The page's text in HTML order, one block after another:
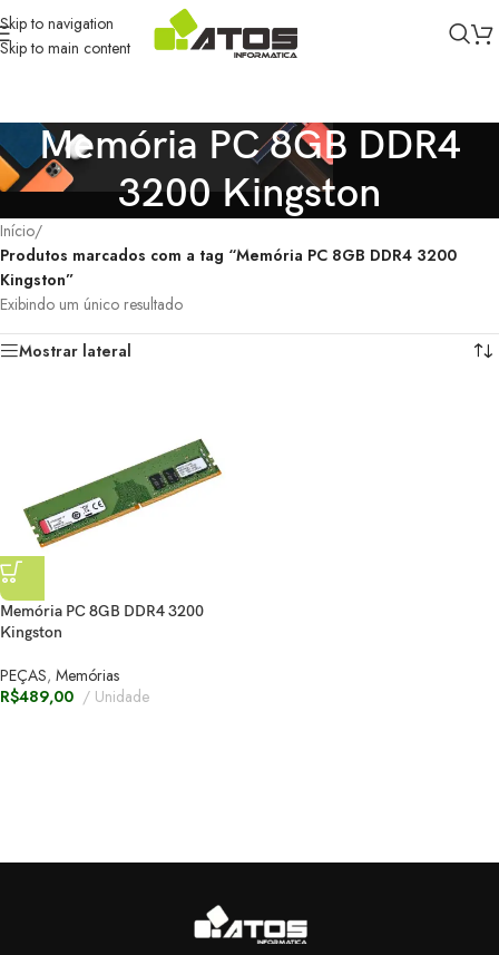
Skip to navigation
Skip to main content
Memória PC 8GB DDR4
3200 Kingston
Início/
Produtos marcados com a tag “Memória PC 8GB DDR4 3200
Kingston”
Exibindo um único resultado
Mostrar lateral
Memória PC 8GB DDR4 3200
Kingston
PEÇAS, Memórias
R$489,00 Unidade